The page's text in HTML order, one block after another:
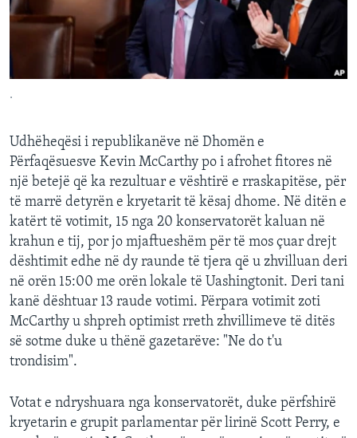
INTERVISTA
DITARI
.
Udhëheqësi i republikanëve në Dhomën e
Përfaqësuesve Kevin McCarthy po i afrohet fitores në
një betejë që ka rezultuar e vështirë e rraskapitëse, për
të marrë detyrën e kryetarit të kësaj dhome. Në ditën e
katërt të votimit, 15 nga 20 konservatorët kaluan në
krahun e tij, por jo mjaftueshëm për të mos çuar drejt
dështimit edhe në dy raunde të tjera që u zhvilluan deri
në orën 15:00 me orën lokale të Uashingtonit. Deri tani
kanë dështuar 13 raude votimi. Përpara votimit zoti
McCarthy u shpreh optimist rreth zhvillimeve të ditës
së sotme duke u thënë gazetarëve: "Ne do t'u
trondisim".
Votat e ndryshuara nga konservatorët, duke përfshirë
kryetarin e grupit parlamentar për lirinë Scott Perry, e